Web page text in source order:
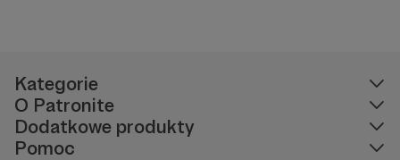
Kategorie
O Patronite
Dodatkowe produkty
Pomoc